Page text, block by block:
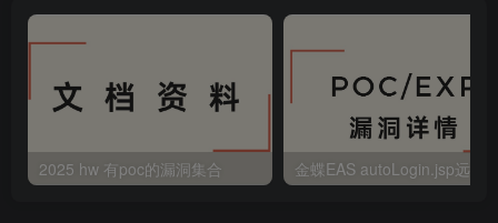
2025 hw 有poc的漏洞集合